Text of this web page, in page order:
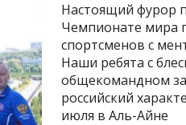
Настоящий фурор
Чемпионате мира
спортсменов с
Наши ребята с
общекомандном
российский
июля в Аль-Айне